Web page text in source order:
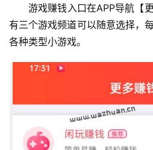
游戏赚钱入口在APP导航【
有三个游戏频道可以随意选择，
各种类型小游戏。